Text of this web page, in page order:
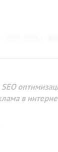
сайта для
Google